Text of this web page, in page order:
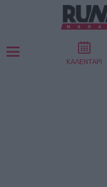
Menu ΚΑΛΕΝΤΑΡΙ